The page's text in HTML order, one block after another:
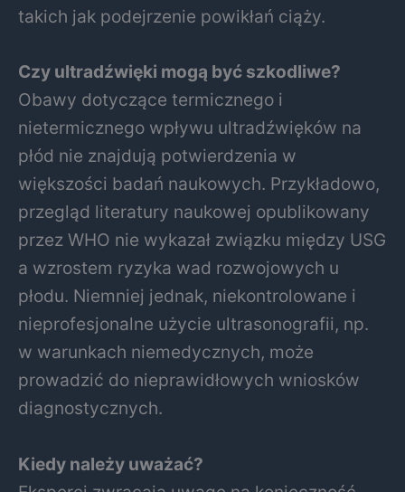
takich jak podejrzenie powikłań ciąży.
Czy ultradźwięki mogą być szkodliwe?
Obawy dotyczące termicznego i
nietermicznego wpływu ultradźwięków na
płód nie znajdują potwierdzenia w
większości badań naukowych. Przykładowo,
przegląd literatury naukowej opublikowany
przez WHO nie wykazał związku między USG
a wzrostem ryzyka wad rozwojowych u
płodu. Niemniej jednak, niekontrolowane i
nieprofesjonalne użycie ultrasonografii, np.
w warunkach niemedycznych, może
prowadzić do nieprawidłowych wniosków
diagnostycznych.
Kiedy należy uważać?